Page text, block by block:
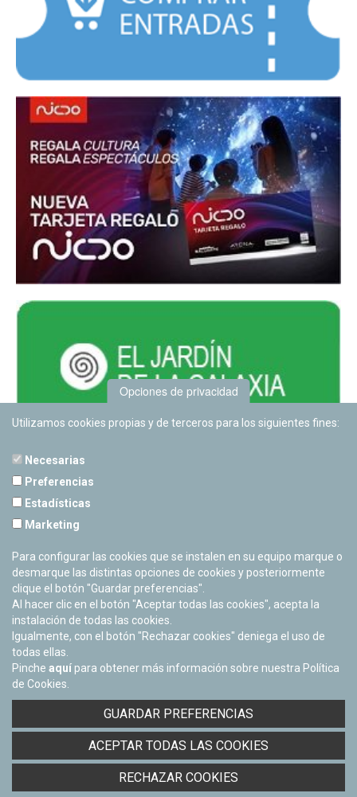
Cerrado Temporalmente
Facebook
Twitter
Youtube
Flickr
Política de privacidad y Aviso legal
Opciones de privacidad
Utilizamos cookies propias y de terceros para los siguientes fines:
Necesarias
Preferencias
Estadísticas
Marketing
Para configurar las cookies que se instalen en su equipo marque o
desmarque las distintas opciones de cookies y posteriormente
clique el botón "Guardar preferencias".
Al hacer clic en el botón "Aceptar todas las cookies", acepta la
instalación de todas las cookies.
Igualmente, con el botón "Rechazar cookies" deniega el uso de
todas ellas.
Pinche aquí para obtener más información sobre nuestra Política
de Cookies.
GUARDAR PREFERENCIAS
ACEPTAR TODAS LAS COOKIES
RECHAZAR COOKIES